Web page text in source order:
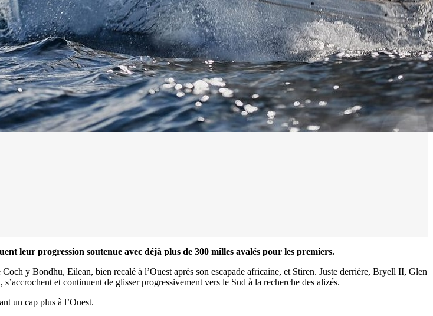
SP80
2025
leur progression soutenue avec déjà plus de 300 milles avalés pour les premiers.
y Bondhu, Eilean, bien recalé à l’Ouest après son escapade africaine, et Stiren. Juste derrière, Bryell II, Glen
et continuent de glisser progressivement vers le Sud à la recherche des alizés.
un cap plus à l’Ouest.